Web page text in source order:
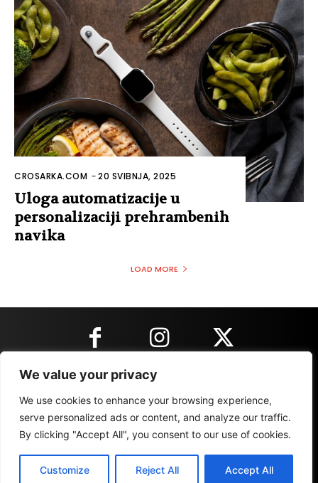
We value your privacy
We use cookies to enhance your browsing experience,
serve personalized ads or content, and analyze our traffic.
By clicking "Accept All", you consent to our use of cookies.
Customize Reject All Accept All
CROSARKA.COM -20 SVIBNJA, 2025
Uloga automatizacije u
personalizaciji prehrambenih
navika
LOAD MORE
KONTAKT INFORMACIJE
IMPRESSUM MARKETING REZULTATI